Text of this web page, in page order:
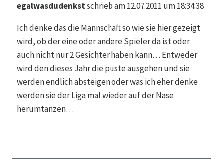
egalwasdudenkstschrieb am 12.07.2011 um 18:34:38
Ich denke das die Mannschaft so wie sie hier gezeigt
wird, ob der eine oder andere Spieler da ist oder
auch nicht nur 2 Gesichter haben kann… Entweder
wird den dieses Jahr die puste ausgehen und sie
werden endlich absteigen oder was ich eher denke
werden sie der Liga mal wieder auf der Nase
herumtanzen…